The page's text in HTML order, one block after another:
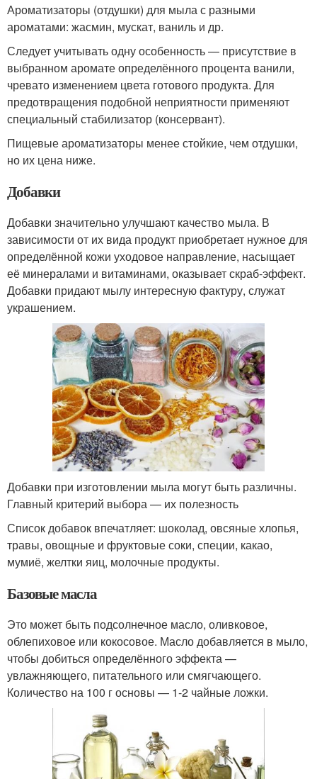
Ароматизаторы (отдушки) для мыла с разными
ароматами: жасмин, мускат, ваниль и др.
Следует учитывать одну особенность — присутствие в
выбранном аромате определённого процента ванили,
чревато изменением цвета готового продукта. Для
предотвращения подобной неприятности применяют
специальный стабилизатор (консервант).
Пищевые ароматизаторы менее стойкие, чем отдушки,
но их цена ниже.
Добавки
Добавки значительно улучшают качество мыла. В
зависимости от их вида продукт приобретает нужное для
определённой кожи уходовое направление, насыщает
её минералами и витаминами, оказывает скраб-эффект.
Добавки придают мылу интересную фактуру, служат
украшением.
Добавки при изготовлении мыла могут быть различны.
Главный критерий выбора — их полезность
Список добавок впечатляет: шоколад, овсяные хлопья,
травы, овощные и фруктовые соки, специи, какао,
мумиё, желтки яиц, молочные продукты.
Базовые масла
Это может быть подсолнечное масло, оливковое,
облепиховое или кокосовое. Масло добавляется в мыло,
чтобы добиться определённого эффекта —
увлажняющего, питательного или смягчающего.
Количество на 100 г основы — 1-2 чайные ложки.